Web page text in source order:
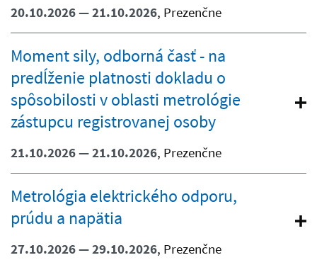
20.10.2026 — 21.10.2026, Prezenčne
Moment sily, odborná časť - na
predĺženie platnosti dokladu o
spôsobilosti v oblasti metrológie
zástupcu registrovanej osoby
21.10.2026 — 21.10.2026, Prezenčne
Metrológia elektrického odporu,
prúdu a napätia
27.10.2026 — 29.10.2026, Prezenčne